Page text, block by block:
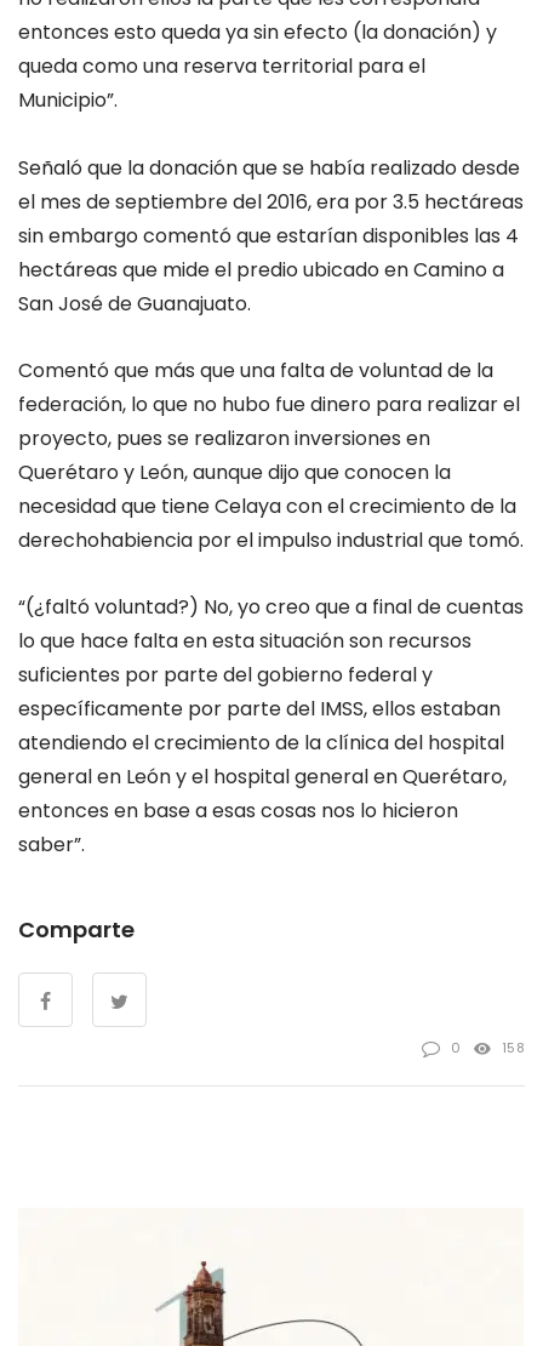
entonces esto queda ya sin efecto (la donación) y
queda como una reserva territorial para el
Municipio”.
Señaló que la donación que se había realizado desde
el mes de septiembre del 2016, era por 3.5 hectáreas
sin embargo comentó que estarían disponibles las 4
hectáreas que mide el predio ubicado en Camino a
San José de Guanajuato.
Comentó que más que una falta de voluntad de la
federación, lo que no hubo fue dinero para realizar el
proyecto, pues se realizaron inversiones en
Querétaro y León, aunque dijo que conocen la
necesidad que tiene Celaya con el crecimiento de la
derechohabiencia por el impulso industrial que tomó.
“(¿faltó voluntad?) No, yo creo que a final de cuentas
lo que hace falta en esta situación son recursos
suficientes por parte del gobierno federal y
específicamente por parte del IMSS, ellos estaban
atendiendo el crecimiento de la clínica del hospital
general en León y el hospital general en Querétaro,
entonces en base a esas cosas nos lo hicieron
saber”.
Comparte
0 158